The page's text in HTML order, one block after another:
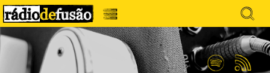
Avançar
para
o
conteúdo
Menu
Search
for:
RÁDIO DEFUSÃO
MÚSICA SEM PRECONCEITOS. CONVERSA
SEM PRETENSÕES.
SpotifyFeed